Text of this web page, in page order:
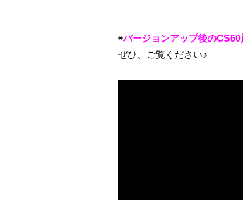
◉バージョンアップ後の
ぜひ、ご覧ください♪